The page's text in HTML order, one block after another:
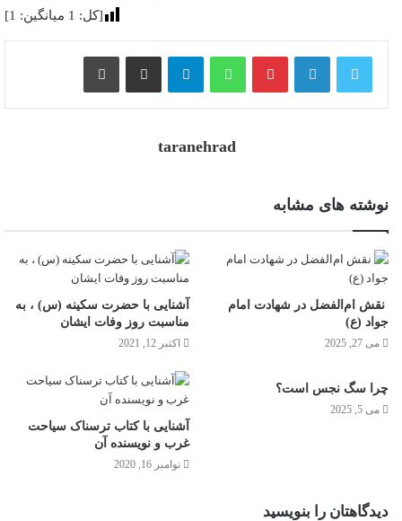
[کل: 1 میانگین: 1
]
پینترست واتس آپ تلگرام اشتراک گذاری از طریق ایمیل
taranehrad
نوشته های مشابه
نقش ام‌الفضل در شهادت امام
جواد (ع)
می 27, 2025
آشنایی با حضرت سکینه (س) ، به
مناسبت روز وفات ایشان
اکتبر 12, 2021
چرا سگ نجس است؟
می 5, 2025
آشنایی با کتاب ترسناک سیاحت
غرب و نویسنده آن
نوامبر 16, 2020
دیدگاهتان را بنویسید